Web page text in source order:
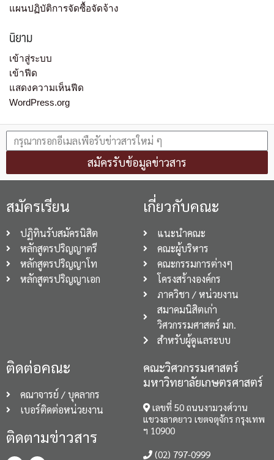
แผนปฏิบัติการจัดซื้อจัดจ้าง
นิยาม
เข้าสู่ระบบ
เข้าฟีด
แสดงความเห็นฟีด
WordPress.org
สมัครรับข้อมูลข่าวสาร
สมัครเรียน
ปฏิทินรับสมัครนิสิต
หลักสูตรปริญญาตรี
หลักสูตรปริญญาโท
หลักสูตรปริญญาเอก
เกี่ยวกับคณะ
แนะนำคณะ
คณะผู้บริหาร
คณะกรรมการต่างๆ
โครงสร้างองค์กร
ภาควิชา / หน่วยงาน
สมาคมนิสิตเก่า
วิศวกรรมศาสตร์ มก.
สำหรับผู้ดูแลระบบ
ติดต่อคณะ
คณาจารย์ / บุคลากร
เบอร์ติดต่อหน่วยงาน
ติดตามข่าวสาร
คณะวิศวกรรมศาสตร์
มหาวิทยาลัยเกษตรศาสตร์
เลขที่ 50 ถนนงามวงศ์วาน
แขวงลาดยาว เขตจตุจักร กรุงเทพ
ฯ 10900
(02) 797-0999